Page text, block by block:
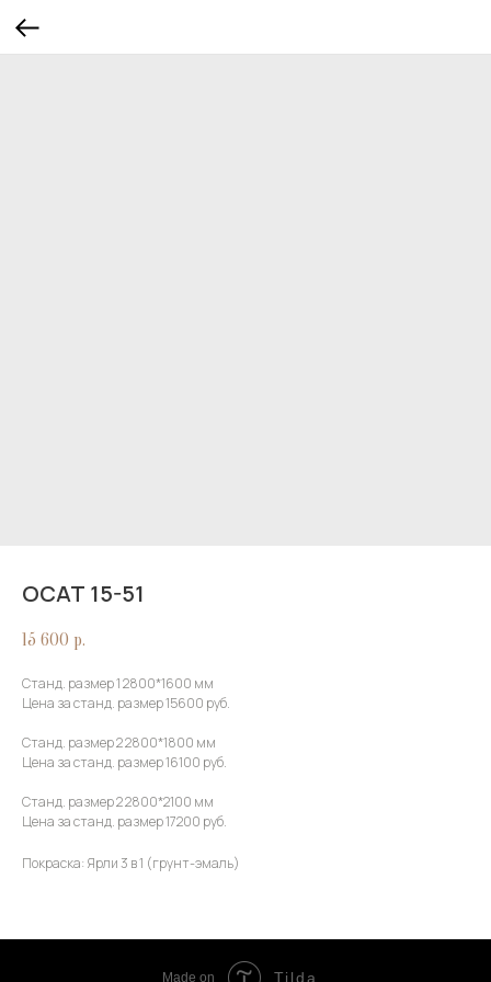
ОСАТ 15-51
15 600 р.
Станд. размер 1 2800*1600 мм
Цена за станд. размер 15600 руб.
Станд. размер 2 2800*1800 мм
Цена за станд. размер 16100 руб.
Станд. размер 2 2800*2100 мм
Цена за станд. размер 17200 руб.
Покраска: Ярли 3 в 1 (грунт-эмаль)
Made on Tilda